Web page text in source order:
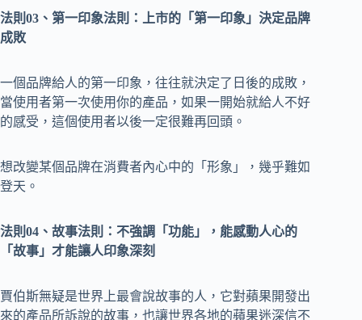
法則03、第一印象法則：上市的「第一印象」決定品牌
成敗
一個品牌給人的第一印象，往往就決定了日後的成敗，
當使用者第一次使用你的產品，如果一開始就給人不好
的感受，這個使用者以後一定很難再回頭。
想改變某個品牌在消費者內心中的「形象」，幾乎難如
登天。
法則04、故事法則：不強調「功能」，能感動人心的
「故事」才能讓人印象深刻
賈伯斯無疑是世界上最會說故事的人，它對蘋果開發出
來的產品所訴說的故事，也讓世界各地的蘋果迷深信不